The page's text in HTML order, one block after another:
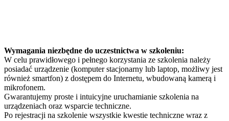
Wymagania niezbędne do uczestnictwa w szkoleniu:
W celu prawidłowego i pełnego korzystania ze szkolenia należy
posiadać urządzenie (komputer stacjonarny lub laptop, możliwy jest
również smartfon) z dostępem do Internetu, wbudowaną kamerą i
mikrofonem.
Gwarantujemy proste i intuicyjne uruchamianie szkolenia na
urządzeniach oraz wsparcie techniczne.
Po rejestracji na szkolenie wszystkie kwestie techniczne wraz z